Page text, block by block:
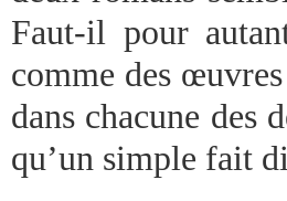
Faut-il pour
comme des
dans chacune des
qu’un simple fait